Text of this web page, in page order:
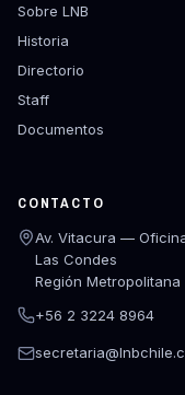
Sobre LNB
Historia
Directorio
Staff
Documentos
CONTACTO
Av. Vitacura —
Las Condes
Región Metropolitana
+56 2 3224 8964